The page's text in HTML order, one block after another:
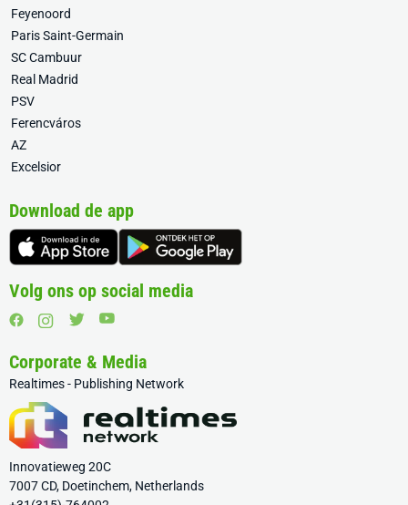
Feyenoord
Paris Saint-Germain
SC Cambuur
Real Madrid
PSV
Ferencváros
AZ
Excelsior
Download de app
Volg ons op social media
Corporate & Media
Realtimes - Publishing Network
Innovatieweg 20C
7007 CD, Doetinchem, Netherlands